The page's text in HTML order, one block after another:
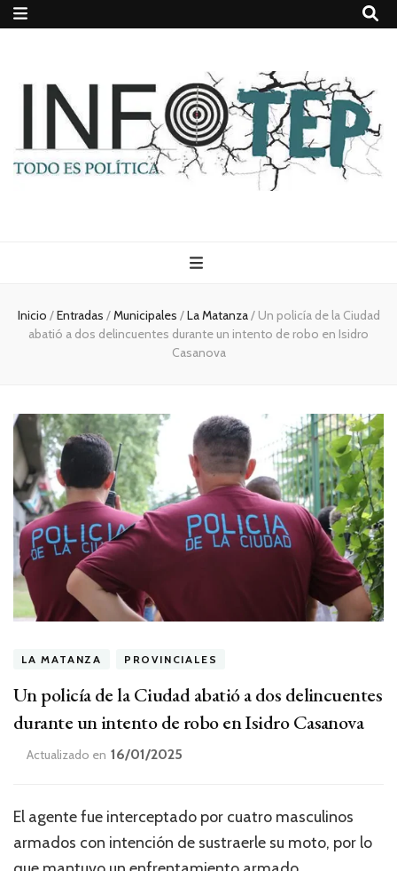
Todo es
(rosca)
política
Inicio /Entradas /Municipales /La Matanza/ Un policía de la Ciudad
abatió a dos delincuentes durante un intento de robo en Isidro
Casanova
LA MATANZA PROVINCIALES
Un policía de la Ciudad abatió a dos delincuentes
durante un intento de robo en Isidro Casanova
Actualizado en 16/01/2025
El agente fue interceptado por cuatro masculinos
armados con intención de sustraerle su moto, por lo